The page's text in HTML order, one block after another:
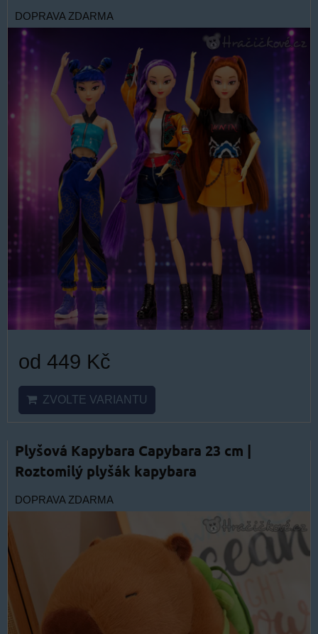
DOPRAVA ZDARMA
od 449 Kč
ZVOLTE VARIANTU
Plyšová Kapybara Capybara 23 cm |
Roztomilý plyšák kapybara
DOPRAVA ZDARMA